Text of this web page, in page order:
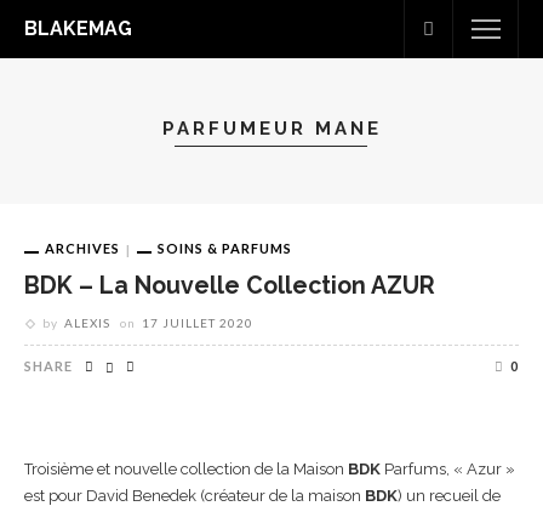
BLAKEMAG
PARFUMEUR MANE
ARCHIVES SOINS & PARFUMS
BDK – La Nouvelle Collection AZUR
by ALEXIS on 17 JUILLET 2020
SHARE 0
Troisième et nouvelle collection de la Maison BDK Parfums, « Azur »
est pour David Benedek (créateur de la maison BDK) un recueil de